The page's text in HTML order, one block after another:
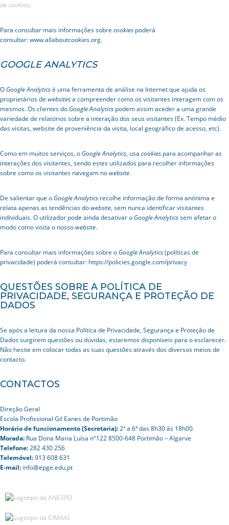
de cookies.
Para consultar mais informações sobre cookies poderá
consultar: www.allaboutcookies.org.
GOOGLE ANALYTICS
OGoogle Analyticsé uma ferramenta de análise na Internet que ajuda os
proprietários de websitesa compreender como os visitantes interagem com os
mesmos. Os clientes doGoogle Analytics podem assim aceder a uma grande
variedade de relatórios sobre a interação dos seus visitantes (Ex. Tempo médio
das visitas, website de proveniência da visita, local geográfico de acesso, etc).
Como em muitos serviços, oGoogle Analytics, usa cookies para acompanhar as
interações dos visitantes, sendo estes utilizados para recolher informações
sobre como os visitantes navegam nowebsite.
De salientar que oGoogle Analytics recolhe informação de forma anónima e
relata apenas as tendências dowebsite, sem nunca identificar visitantes
individuais. O utilizador pode ainda desativar oGoogle Analyticssem afetar o
modo como visita o nossowebsite.
Para consultar mais informações sobre oGoogle Analytics(políticas de
privacidade) poderá consultar: https://policies.google.com/privacy
QUESTÕES SOBRE A POLÍTICA DE
PRIVACIDADE, SEGURANÇA E PROTEÇÃO DE
DADOS
Se após a leitura da nossa Política de Privacidade, Segurança e Proteção de
Dados surgirem questões ou dúvidas, estaremos disponíveis para o esclarecer.
Não hesite em colocar todas as suas questões através dos diversos meios de
contacto.
CONTACTOS
Direção Geral
Escola Profissional Gil Eanes de Portimão
Horário de funcionamento (Secretaria):2ª a 6ª das 8h30 às 18h00.
Morada: Rua Dona Maria Luísa nº122 8500-648 Portimão – Algarve
Telefone:282 430 256
Telemóvel:913 608 631
E-mail: info@epge.edu.pt